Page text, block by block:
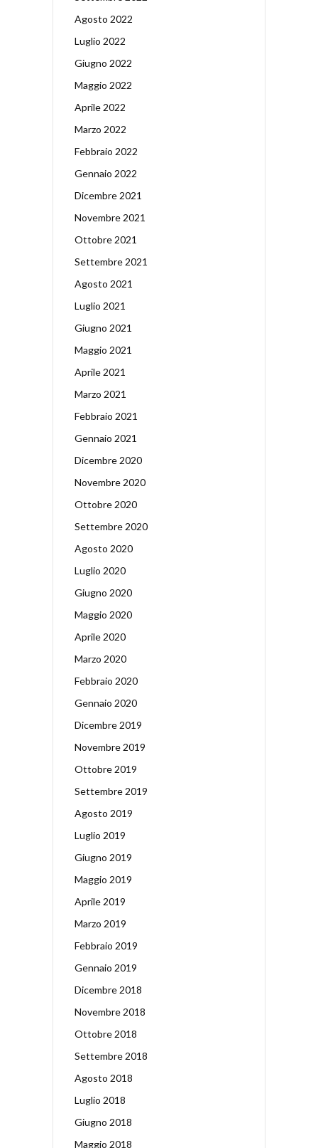
Agosto 2022
Luglio 2022
Giugno 2022
Maggio 2022
Aprile 2022
Marzo 2022
Febbraio 2022
Gennaio 2022
Dicembre 2021
Novembre 2021
Ottobre 2021
Settembre 2021
Agosto 2021
Luglio 2021
Giugno 2021
Maggio 2021
Aprile 2021
Marzo 2021
Febbraio 2021
Gennaio 2021
Dicembre 2020
Novembre 2020
Ottobre 2020
Settembre 2020
Agosto 2020
Luglio 2020
Giugno 2020
Maggio 2020
Aprile 2020
Marzo 2020
Febbraio 2020
Gennaio 2020
Dicembre 2019
Novembre 2019
Ottobre 2019
Settembre 2019
Agosto 2019
Luglio 2019
Giugno 2019
Maggio 2019
Aprile 2019
Marzo 2019
Febbraio 2019
Gennaio 2019
Dicembre 2018
Novembre 2018
Ottobre 2018
Settembre 2018
Agosto 2018
Luglio 2018
Giugno 2018
Maggio 2018